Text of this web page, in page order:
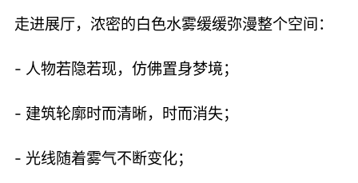
走进展厅，浓密的白色水雾缓缓弥漫整个空间：
- 人物若隐若现，仿佛置身梦境；
- 建筑轮廓时而清晰，时而消失；
- 光线随着雾气不断变化；